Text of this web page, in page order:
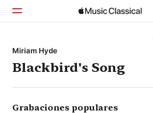
Inicio
Explorar
Buscar
Miriam Hyde
Blackbird's Song
Grabaciones populares